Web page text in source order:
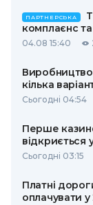
ПАРТНЕРСЬКА
комплаєнс
04.08 15:40
кілька
Сьогодні 04:54
Перше
відкриється
Сьогодні 03:15
Платні
оплачувати у